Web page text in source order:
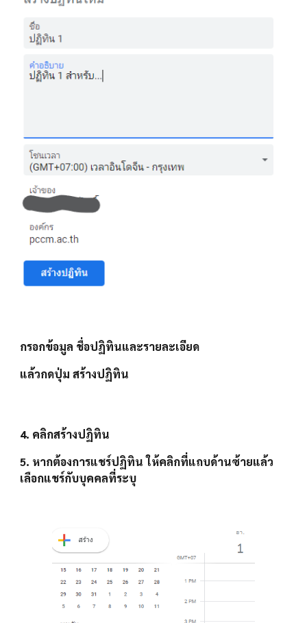
กรอกข้อมูล ชื่อปฏิทินและรายละเอียด
แล้วกดปุ่ม สร้างปฏิทิน
4. คลิกสร้างปฏิทิน
5. หากต้องการแชร์ปฏิทิน ให้คลิกที่แถบด้านซ้ายแล้ว
เลือกแชร์กับบุคคลที่ระบุ